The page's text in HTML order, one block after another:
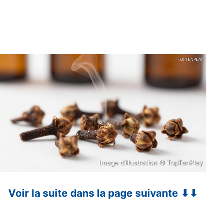
Image d’illustration © TopTenPlay
Voir la suite dans la page suivante ⬇⬇